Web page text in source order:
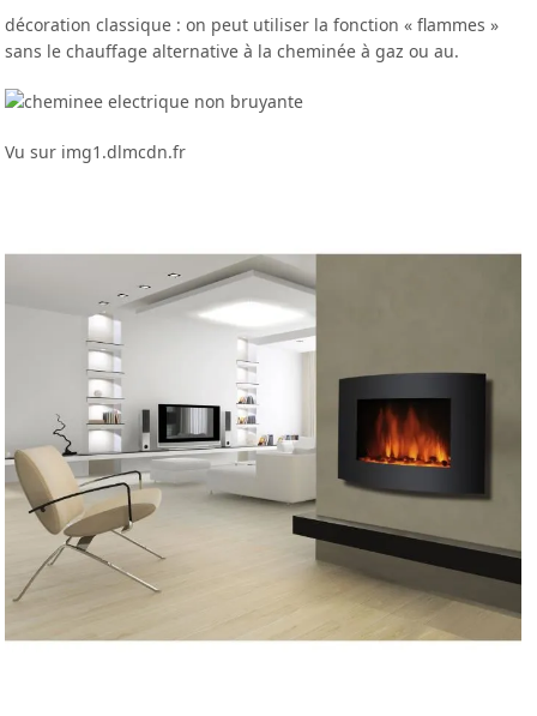
décoration classique : on peut utiliser la fonction « flammes »
sans le chauffage alternative à la cheminée à gaz ou au.
Vu sur img1.dlmcdn.fr